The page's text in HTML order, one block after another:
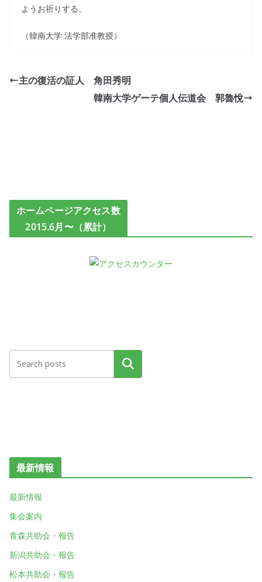
ようお祈りする。
（韓南大学 法学部准教授）
主の復活の証人 角田秀明
韓南大学ゲーテ個人伝道会 郭魯悅
ホームページアクセス数
2015.6月〜（累計）
検索
最新情報
最新情報
集会案内
青森共助会・報告
新潟共助会・報告
松本共助会・報告